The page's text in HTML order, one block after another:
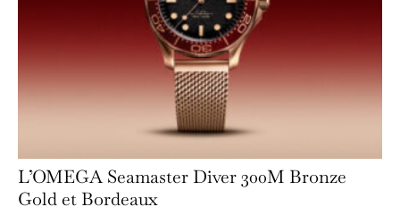
L’OMEGA Seamaster Diver 300M Bronze
Gold et Bordeaux